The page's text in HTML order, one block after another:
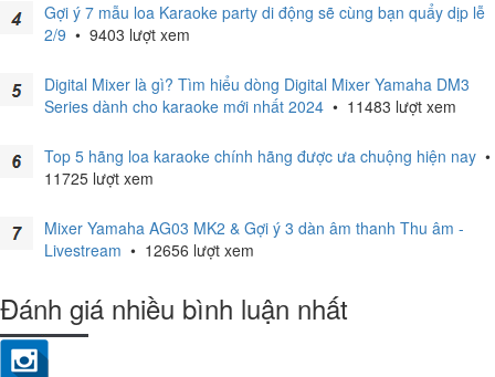
Gợi ý 7 mẫu loa Karaoke party di động sẽ cùng bạn quẩy dịp lễ
2/9 • 9403 lượt xem
Digital Mixer là gì? Tìm hiểu dòng Digital Mixer Yamaha DM3
Series dành cho karaoke mới nhất 2024 • 11483 lượt xem
Top 5 hãng loa karaoke chính hãng được ưa chuộng hiện nay •
11725 lượt xem
Mixer Yamaha AG03 MK2 & Gợi ý 3 dàn âm thanh Thu âm -
Livestream • 12656 lượt xem
Đánh giá nhiều bình luận nhất